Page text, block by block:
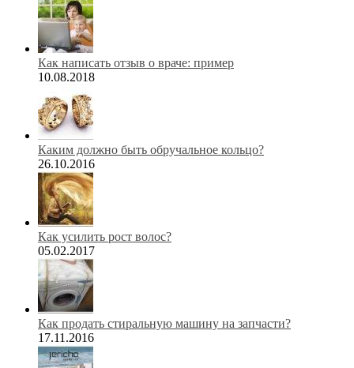
Как написать отзыв о враче: пример
10.08.2018
Каким должно быть обручальное кольцо?
26.10.2016
Как усилить рост волос?
05.02.2017
Как продать стиральную машину на запчасти?
17.11.2016